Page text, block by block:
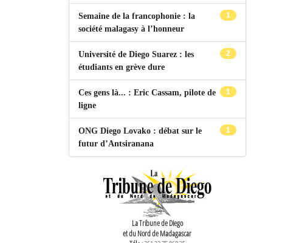
1
Semaine de la francophonie : la
société malagasy à l’honneur
2
Université de Diego Suarez : les
étudiants en grève dure
1
Ces gens là... : Eric Cassam, pilote de
ligne
1
ONG Diego Lovako : débat sur le
futur d’Antsiranana
La Tribune de Diego
et du Nord de Madagascar